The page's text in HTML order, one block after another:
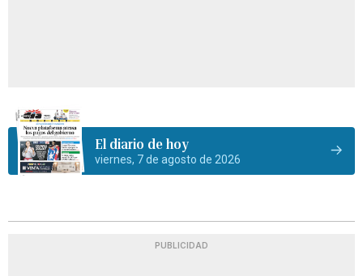
El diario de hoy
viernes, 7 de agosto de 2026
PUBLICIDAD